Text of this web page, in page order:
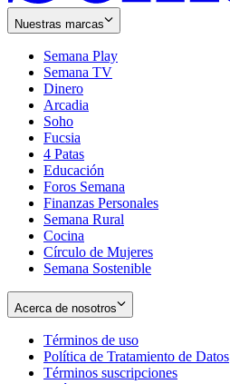
Nuestras marcas
Semana Play
Semana TV
Dinero
Arcadia
Soho
in
new
window
Fucsia
in
new
window
4 Patas
Educación
Foros Semana
Finanzas Personales
Semana Rural
Cocina
Círculo de Mujeres
Semana Sostenible
Acerca de nosotros
Términos de uso
in
new
Política de Tratamiento de Datos
Términos suscripciones